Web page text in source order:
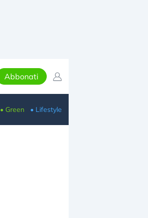
Abbonati
• Green • Lifestyle